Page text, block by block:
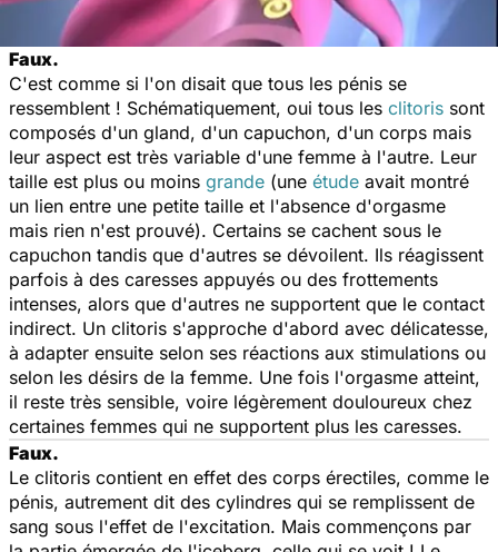
Faux.
C'est comme si l'on disait que tous les pénis se
ressemblent ! Schématiquement, oui tous les clitoris sont
composés d'un gland, d'un capuchon, d'un corps mais
leur aspect est très variable d'une femme à l'autre. Leur
taille est plus ou moins grande (une étude avait montré
un lien entre une petite taille et l'absence d'orgasme
mais rien n'est prouvé). Certains se cachent sous le
capuchon tandis que d'autres se dévoilent. Ils réagissent
parfois à des caresses appuyés ou des frottements
intenses, alors que d'autres ne supportent que le contact
indirect. Un clitoris s'approche d'abord avec délicatesse,
à adapter ensuite selon ses réactions aux stimulations ou
selon les désirs de la femme. Une fois l'orgasme atteint,
il reste très sensible, voire légèrement douloureux chez
certaines femmes qui ne supportent plus les caresses.
Faux.
Le clitoris contient en effet des corps érectiles, comme le
pénis, autrement dit des cylindres qui se remplissent de
sang sous l'effet de l'excitation. Mais commençons par